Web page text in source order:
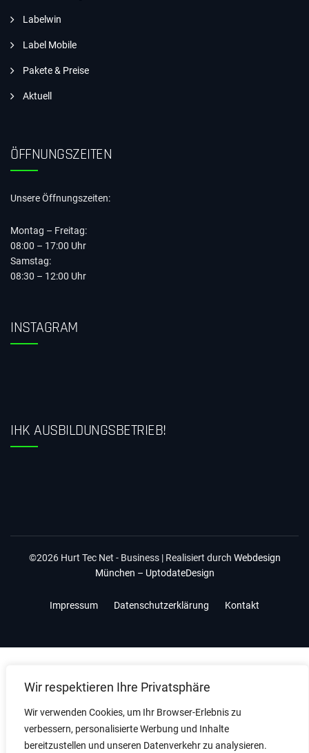
Wir respektieren Ihre Privatsphäre
Wir verwenden Cookies, um Ihr Browser-Erlebnis zu
verbessern, personalisierte Werbung und Inhalte
bereitzustellen und unseren Datenverkehr zu analysieren.
Labelwin
Label Mobile
Pakete & Preise
Aktuell
ÖFFNUNGSZEITEN
Unsere Öffnungszeiten:
Montag – Freitag:
08:00 – 17:00 Uhr
Samstag:
08:30 – 12:00 Uhr
INSTAGRAM
IHK AUSBILDUNGSBETRIEB!
©2026 Hurt Tec Net - Business | Realisiert durch Webdesign
München – UptodateDesign
Impressum Datenschutzerklärung Kontakt